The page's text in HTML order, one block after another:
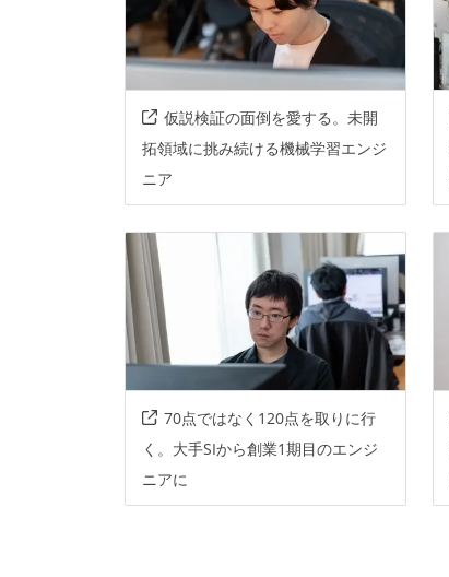
仮説検証の面倒を愛する。未開
拓領域に挑み続ける機械学習エンジ
ニア
70点ではなく120点を取りに行
く。大手SIから創業1期目のエンジ
ニアに